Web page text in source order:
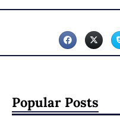
Popular Posts